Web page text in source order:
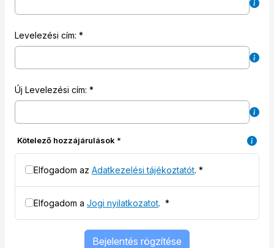
Levelezési cím:
Új Levelezési cím:
Kötelező hozzájárulások *
Elfogadom az Adatkezelési tájékoztatót. *
Elfogadom a Jogi nyilatkozatot. *
Bejelentés rögzítése